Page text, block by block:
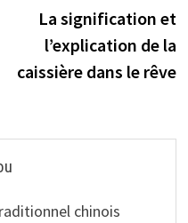
:La signification et
l’explication de la
caissière dans le rêve
chinois